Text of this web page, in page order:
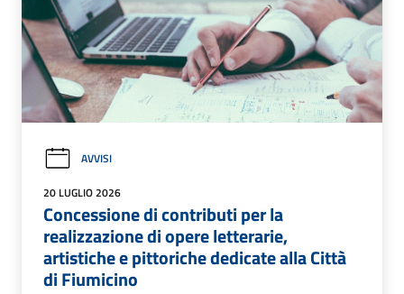
AVVISI
20 LUGLIO 2026
Concessione di contributi per la
realizzazione di opere letterarie,
artistiche e pittoriche dedicate alla Città
di Fiumicino